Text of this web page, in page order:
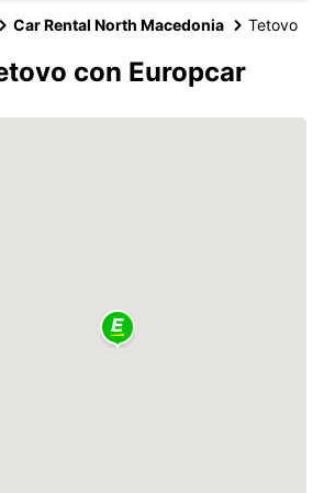
Car Rental North Macedonia Tetovo
con Europcar